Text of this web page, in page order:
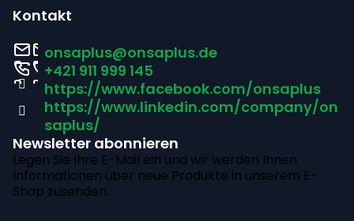
u
ß
Kontakt
onsaplus@onsaplus.de
+421 911 999 145
https://www.facebook.com/onsaplus
https://www.linkedin.com/company/on
saplus/
Newsletter abonnieren
Legen Sie Ihre E-Mail ein und wir werden Ihnen
Informationen über neue Produkte in unserem E-
Shop zusenden.